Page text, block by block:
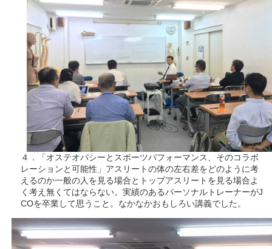
４．「オステオパシーとスポーツパフォーマンス、そのコラボ
レーションと可能性」アスリートの体の左右差をどのように考
えるのか一般の人を見る場合とトップアスリートを見る場合よ
く考え無くてはならない。実績のあるパーソナルトレーナーがJ
COを卒業して思うこと。なかなかおもしろい講義でした。